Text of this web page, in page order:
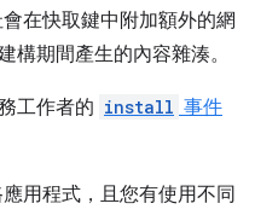
在快取鍵中附加額外的網
期間產生的內容雜湊。
工作者的 install 事件
用程式，且您有使用不同